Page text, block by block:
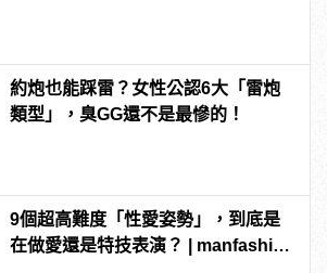
約炮也能踩雷？女性公認6大「雷炮
類型」，臭GG還不是最慘的！
9個超高難度「性愛姿勢」，到底是
在做愛還是特技表演？ | manfashion